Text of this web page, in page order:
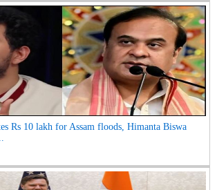
Rs 10 lakh for Assam floods, Himanta Biswa